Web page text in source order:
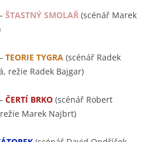
ŠTASTNÝ SMOLAŘ (scénář Marek
TEORIE TYGRA (scénář Radek
režie Radek Bajgar)
ČERTÍ BRKO (scénář Robert
Marek Najbrt)